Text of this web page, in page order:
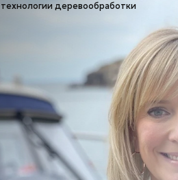
технологии деревообработки